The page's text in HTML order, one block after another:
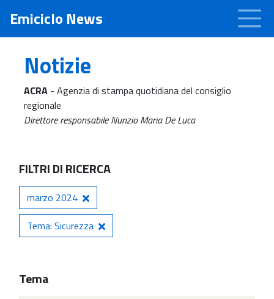
Emiciclo News
Notizie
ACRA - Agenzia di stampa quotidiana del consiglio
regionale
Direttore responsabile Nunzio Maria De Luca
FILTRI DI RICERCA
marzo 2024
Tema: Sicurezza
Tema